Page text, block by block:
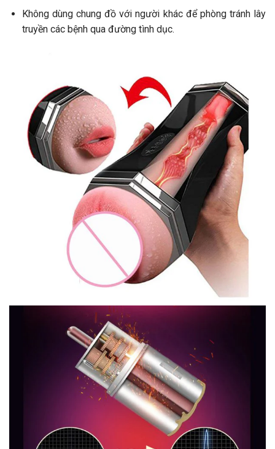
Không dùng chung đồ với người khác để phòng tránh lây
truyền các bệnh qua đường tình dục.